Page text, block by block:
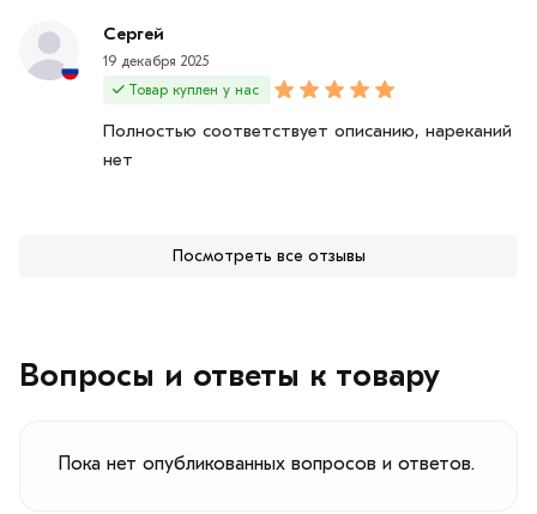
Сергей
19 декабря 2025
Товар куплен у нас
Полностью соответствует описанию, нареканий
нет
Посмотреть все отзывы
Вопросы и ответы к товару
Пока нет опубликованных вопросов и ответов.